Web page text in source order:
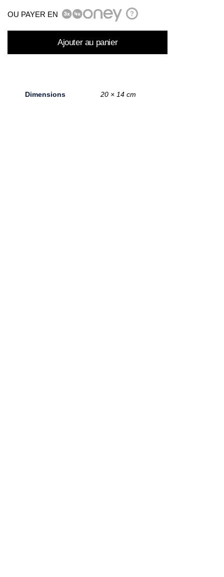
OU PAYER EN ?
Ajouter au panier
Dimensions 20 × 14 cm